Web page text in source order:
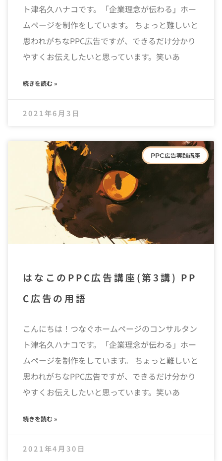
ト津名久ハナコです。「企業理念が伝わる」ホー
ムページを制作をしています。 ちょっと難しいと
思われがちなPPC広告ですが、できるだけ分かり
やすくお伝えしたいと思っています。笑いあ
続きを読む »
2021年6月3日
PPC広告実践講座
はなこのPPC広告講座(第3講) PP
C広告の用語
こんにちは！つなぐホームページのコンサルタン
ト津名久ハナコです。「企業理念が伝わる」ホー
ムページを制作をしています。 ちょっと難しいと
思われがちなPPC広告ですが、できるだけ分かり
やすくお伝えしたいと思っています。笑いあ
続きを読む »
2021年4月30日